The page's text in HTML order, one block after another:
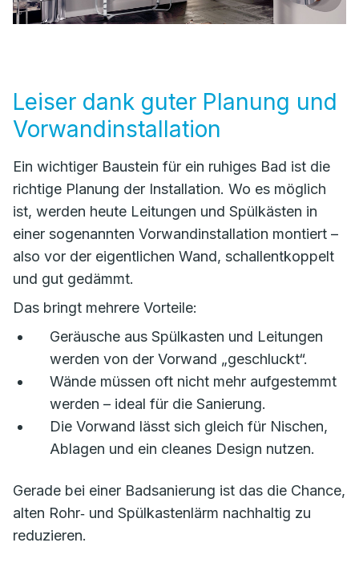
Leiser dank guter Planung und
Vorwandinstallation
Ein wichtiger Baustein für ein ruhiges Bad ist die
richtige Planung der Installation. Wo es möglich
ist, werden heute Leitungen und Spülkästen in
einer sogenannten Vorwandinstallation montiert –
also vor der eigentlichen Wand, schallentkoppelt
und gut gedämmt.
Das bringt mehrere Vorteile:
Geräusche aus Spülkasten und Leitungen
werden von der Vorwand „geschluckt“.
Wände müssen oft nicht mehr aufgestemmt
werden – ideal für die Sanierung.
Die Vorwand lässt sich gleich für Nischen,
Ablagen und ein cleanes Design nutzen.
Gerade bei einer Badsanierung ist das die Chance,
alten Rohr‑ und Spülkastenlärm nachhaltig zu
reduzieren.